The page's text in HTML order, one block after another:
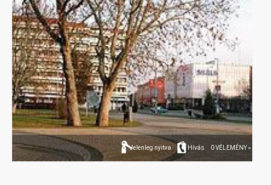
Jelenleg nyitva Hívás 0 VÉLEMÉNY »